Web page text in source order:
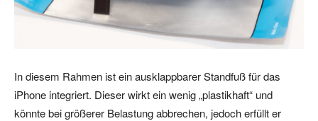
In diesem Rahmen ist ein ausklappbarer Standfuß für das
iPhone integriert. Dieser wirkt ein wenig „plastikhaft“ und
könnte bei größerer Belastung abbrechen, jedoch erfüllt er